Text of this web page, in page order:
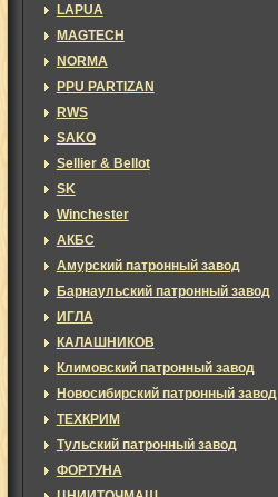
LAPUA
MAGTECH
NORMA
PPU PARTIZAN
RWS
SAKO
Sellier & Bellot
SK
Winchester
АКБС
Амурский патронный завод
Барнаульский патронный завод
ИГЛА
КАЛАШНИКОВ
Климовский патронный завод
Новосибирский патронный завод
ТЕХКРИМ
Тульский патронный завод
ФОРТУНА